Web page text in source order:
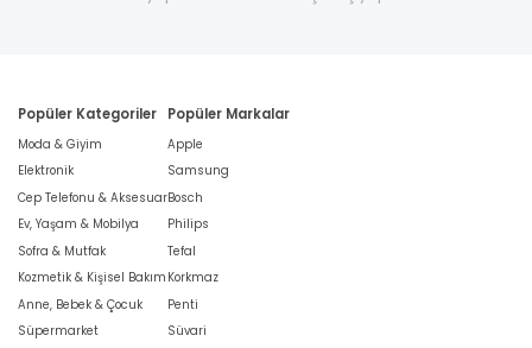
Popüler Kategoriler
Moda & Giyim
Elektronik
Cep Telefonu & Aksesuar
Ev, Yaşam & Mobilya
Sofra & Mutfak
Kozmetik & Kişisel Bakım
Anne, Bebek & Çocuk
Süpermarket
Popüler Markalar
Apple
Samsung
Bosch
Philips
Tefal
Korkmaz
Penti
Süvari